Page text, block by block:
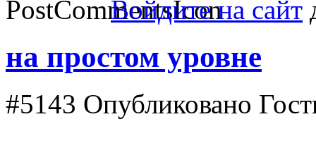
Войдите на сайт
на простом уровне
#5143 Опубликовано